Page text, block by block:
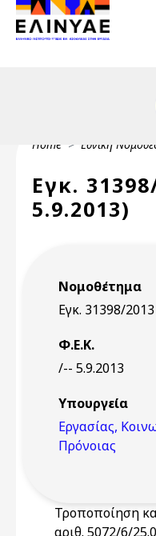
Skip to main content
Header Top 2
Header Top
Breadcrumb
Home Εθνική
Εγκ.
5.9.2013)
Νομοθέτημα
Εγκ. 31398/2013
Φ.Ε.Κ.
/-- 5.9.2013
Υπουργεία
Εργασίας,
Πρόνοιας
Τροποποίηση
αριθ. 5072/6/